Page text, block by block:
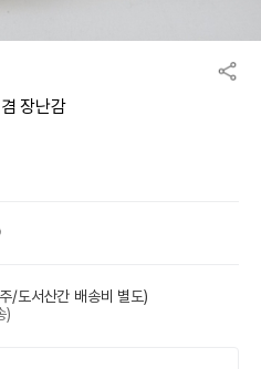
장난감
/도서산간 배송비 별도)
)